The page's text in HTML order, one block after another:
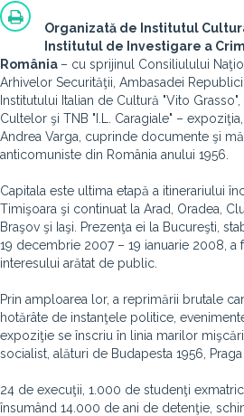
Organizată de Institutul
Institutul de Investigare a
România – cu sprijinul Consiliulului
Arhivelor Securităţii, Ambasadei
Institutului Italian de Cultură "Vito
Cultelor şi TNB "I.L. Caragiale" –
Andrea Varga, cuprinde documente şi
anticomuniste din România anului 1956.
Capitala este ultima etapă a itinerariului
Timişoara şi continuat la Arad, Oradea,
Braşov şi Iaşi. Prezenţa ei la Bucureşti,
19 decembrie 2007 – 19 ianuarie 2008, a
interesului arătat de public.
Prin amploarea lor, a reprimării brutale
hotărâte de instanţele politice,
expoziţie se înscriu în linia marilor
socialist, alături de Budapesta 1956,
24 de execuţii, 1.000 de studenţi
însumând 14.000 de ani de detenţie,